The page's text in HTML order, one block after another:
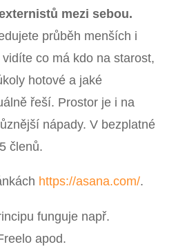
mezi sebou.
průběh menších i
co má kdo na starost,
hotové a jaké
řeší. Prostor je i na
nápady. V bezplatné
členů.
https://asana.com/.
funguje např.
apod.